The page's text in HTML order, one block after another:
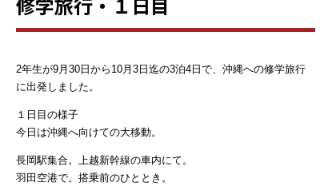
2年生が9月30日から10月3日迄の3泊4日で、沖縄への修学旅行
に出発しました。
１日目の様子
今日は沖縄へ向けての大移動。
長岡駅集合。上越新幹線の車内にて。
羽田空港で。搭乗前のひととき。